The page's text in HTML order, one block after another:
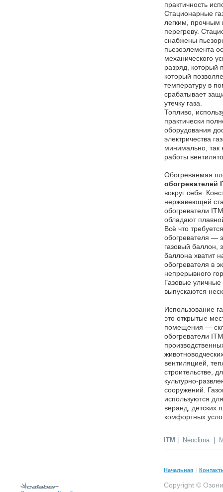
практичность
Стационарные
легким, прочным
перегреву.
снабжены
пьезоэлемента
механического
разряд, который
который
температуру в
срабатывает
утечку газа.
Топливо,
практически
оборудования
электричества
минимально, так
работы
Обогреваемая
обогревателей
вокруг себя.
нержавеющей
обогреватели
обладают
Всё что
обогревателя —
газовый баллон,
баллона хватит
обогревателя в
непрерывного
Газовые
выпускаются
Использование
это открытые
помещения —
обогреватели
вентиляцией,
строительстве,
культурно-
сооружений.
используются
веранд, детских
комфортных
ITM Neoclima
Начальная |
Copyright ©